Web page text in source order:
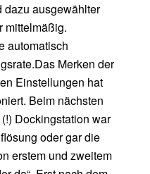
dazu ausgewählter
mittelmäßig.
automatisch
Merken der
Einstellungen hat
Beim nächsten
Dockingstation war
oder gar die
erstem und zweitem